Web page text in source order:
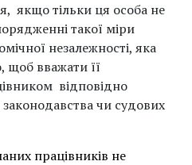
якщо тільки ця особа не
такої міри
незалежності, яка
щоб вважати її
відповідно
чи судових
працівників не